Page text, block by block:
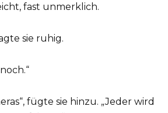
fast unmerklich.
sie ruhig.
fügte sie hinzu. „Jeder wird